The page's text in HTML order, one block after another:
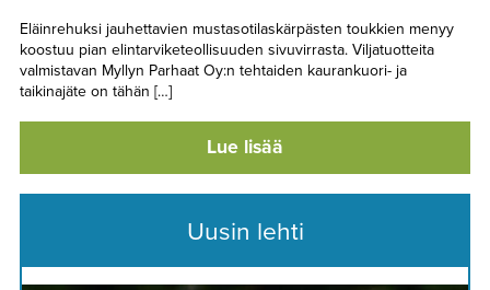
Eläinrehuksi jauhettavien mustasotilaskärpästen toukkien menyy
koostuu pian elintarviketeollisuuden sivuvirrasta. Viljatuotteita
valmistavan Myllyn Parhaat Oy:n tehtaiden kaurankuori- ja
taikinajäte on tähän […]
Lue lisää
Uusin lehti